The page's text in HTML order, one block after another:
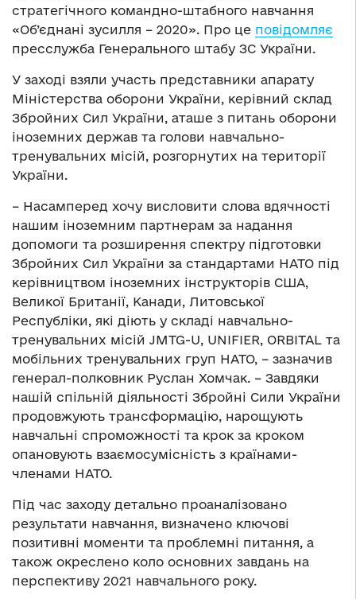
стратегічного командно-штабного навчання
«Об’єднані зусилля – 2020». Про це повідомляє
пресслужба Генерального штабу ЗС України.
У заході взяли участь представники апарату
Міністерства оборони України, керівний склад
Збройних Сил України, аташе з питань оборони
іноземних держав та голови навчально-
тренувальних місій, розгорнутих на території
України.
– Насамперед хочу висловити слова вдячності
нашим іноземним партнерам за надання
допомоги та розширення спектру підготовки
Збройних Сил України за стандартами НАТО під
керівництвом іноземних інструкторів США,
Великої Британії, Канади, Литовської
Республіки, які діють у складі навчально-
тренувальних місій JMTG-U, UNIFIER, ORBITAL та
мобільних тренувальних груп НАТО, – зазначив
генерал-полковник Руслан Хомчак. – Завдяки
нашій спільній діяльності Збройні Сили України
продовжують трансформацію, нарощують
навчальні спроможності та крок за кроком
опановують взаємосумісність з країнами-
членами НАТО.
Під час заходу детально проаналізовано
результати навчання, визначено ключові
позитивні моменти та проблемні питання, а
також окреслено коло основних завдань на
перспективу 2021 навчального року.